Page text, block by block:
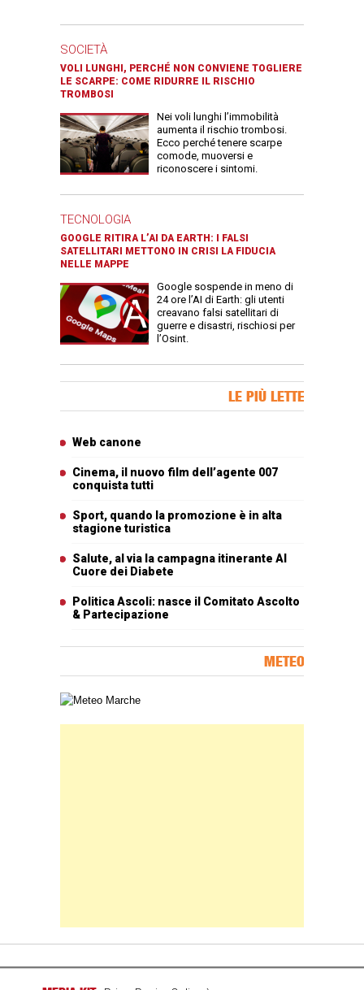
SOCIETÀ
VOLI LUNGHI, PERCHÉ NON CONVIENE TOGLIERE
LE SCARPE: COME RIDURRE IL RISCHIO
TROMBOSI
Nei voli lunghi l’immobilità
aumenta il rischio trombosi.
Ecco perché tenere scarpe
comode, muoversi e
riconoscere i sintomi.
TECNOLOGIA
GOOGLE RITIRA L’AI DA EARTH: I FALSI
SATELLITARI METTONO IN CRISI LA FIDUCIA
NELLE MAPPE
Google sospende in meno di
24 ore l’AI di Earth: gli utenti
creavano falsi satellitari di
guerre e disastri, rischiosi per
l’Osint.
LE PIÙ LETTE
Web canone
Cinema, il nuovo film dell’agente 007
conquista tutti
Sport, quando la promozione è in alta
stagione turistica
Salute, al via la campagna itinerante Al
Cuore dei Diabete
Politica Ascoli: nasce il Comitato Ascolto
& Partecipazione
METEO
Carta meteorologica delle Marche